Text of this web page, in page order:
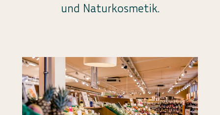
und Naturkosmetik.